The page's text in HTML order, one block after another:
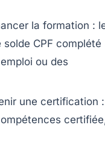
la formation :
CPF complété
ou des
une certification :